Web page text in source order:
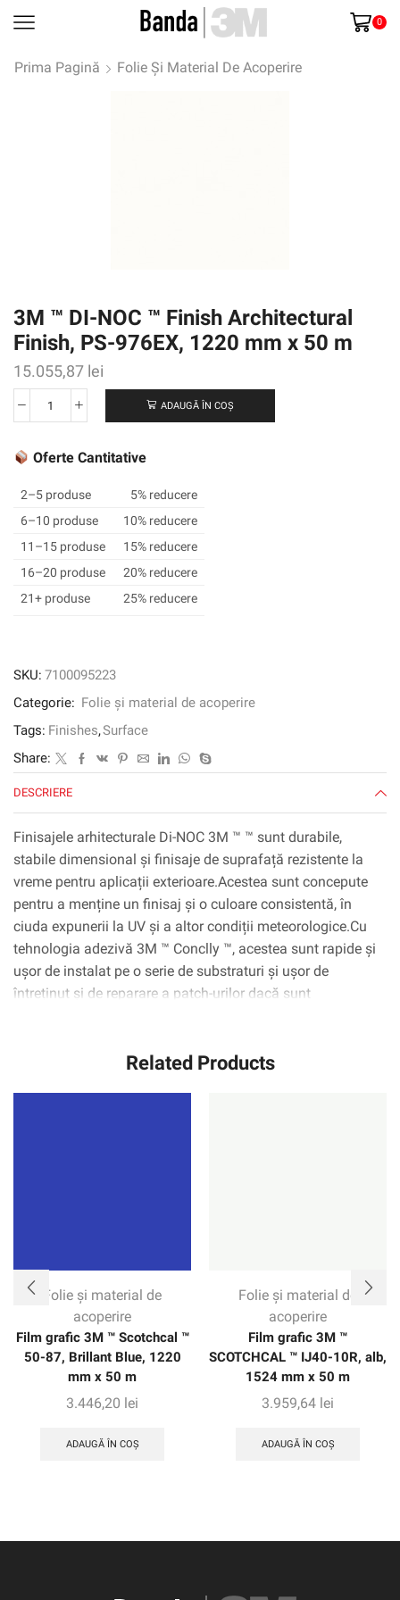
0
Prima Pagină Folie Și Material De Acoperire
3M ™ DI-NOC ™ Finish Architectural
Finish, PS-976EX, 1220 mm x 50 m
15.055,87 lei
Cantitate
™
NOC
Finish
Architectural
Finish,
PS-
x
m
ADAUGĂ ÎN COȘ
Oferte Cantitative
2–5 produse
5% reducere
6–10 produse
10% reducere
11–15 produse
15% reducere
16–20 produse
20% reducere
21+ produse
25% reducere
SKU: 7100095223
Categorie: Folie și material de acoperire
Tags: Finishes,Surface
Share:
DESCRIERE
Finisajele arhitecturale Di-NOC 3M ™ ™ sunt durabile,
stabile dimensional și finisaje de suprafață rezistente la
vreme pentru aplicații exterioare.Acestea sunt concepute
pentru a menține un finisaj și o culoare consistentă, în
ciuda expunerii la UV și a altor condiții meteorologice.Cu
tehnologia adezivă 3M ™ Conclly ™, acestea sunt rapide și
ușor de instalat pe o serie de substraturi și ușor de
întreținut și de reparare a patch-urilor dacă sunt
Related Products
Folie și material de
acoperire
Film grafic 3M ™ Scotchcal ™
50-87, Brillant Blue, 1220
mm x 50 m
3.446,20 lei
ADAUGĂ ÎN COȘ
Folie și material de
acoperire
Film grafic 3M ™
SCOTCHCAL ™ IJ40-10R, alb,
1524 mm x 50 m
3.959,64 lei
ADAUGĂ ÎN COȘ